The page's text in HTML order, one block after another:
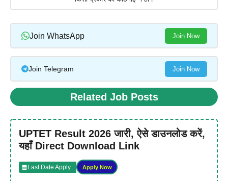
Join WhatsApp Join Now
Join Telegram Join Now
Related Job Posts
UPTET Result 2026 जारी, ऐसे डाउनलोड करें,
यहाँ Direct Download Link
Last Date Apply : Apply Now